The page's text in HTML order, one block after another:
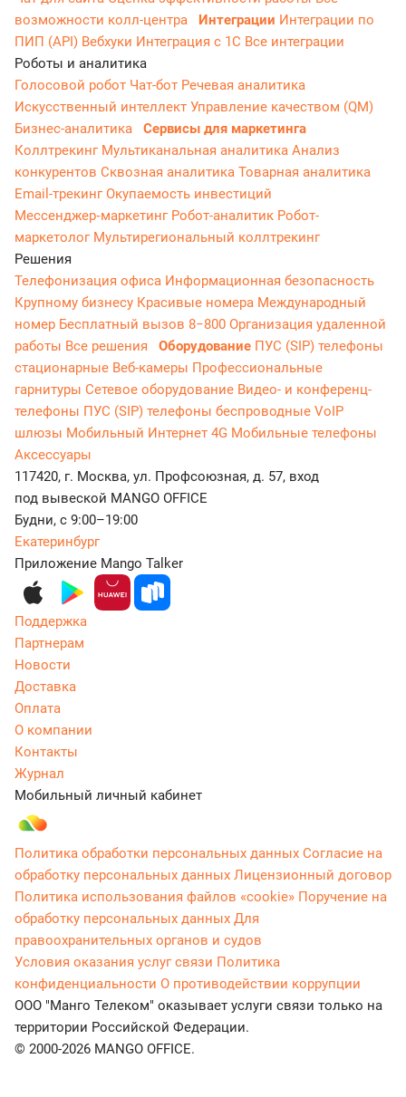
возможности колл-центра
Интеграции Интеграции по
ПИП (API) Вебхуки Интеграция с 1С Все интеграции
Роботы и аналитика
Голосовой робот Чат-бот Речевая аналитика
Искусственный интеллект Управление качеством (QM)
Бизнес-аналитика
Сервисы для маркетинга
Коллтрекинг Мультиканальная аналитика Анализ
конкурентов Сквозная аналитика Товарная аналитика
Email-трекингОкупаемость инвестиций
Мессенджер‑маркетинг Робот-аналитик Робот-
маркетолог Мультирегиональный коллтрекинг
Решения
Телефонизация офиса Информационная безопасность
Крупному бизнесу Красивые номера Международный
номер Бесплатный вызов 8−800 Организация удаленной
работы Все решения Оборудование ПУС (SIP) телефоны
стационарные Веб-камеры Профессиональные
гарнитуры Сетевое оборудование Видео- и конференц-
телефоны ПУС (SIP) телефоны беспроводные VoIP
шлюзы Мобильный Интернет 4G Мобильные телефоны
Аксессуары
117420, г. Москва, ул. Профсоюзная, д. 57, вход
под вывеской MANGO OFFICE
Будни, с 9:00–19:00
Екатеринбург
Приложение Mango Talker
Поддержка
Партнерам
Новости
Доставка
Оплата
О компании
Контакты
Журнал
Мобильный личный кабинет
Политика обработки персональных данных Согласие на
обработку персональных данных Лицензионный договор
Политика использования файлов «cookie» Поручение на
обработку персональных данных Для
правоохранительных органов и судов
Условия оказания услуг связи Политика
конфиденциальности О противодействии коррупции
ООО "Манго Телеком" оказывает услуги связи только на
территории Российской Федерации.
© 2000-2026 MANGO OFFICE.